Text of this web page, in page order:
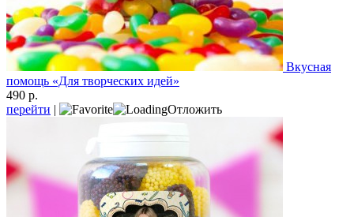
Вкусная
помощь «Для творческих идей»
490 р.
перейти | Отложить